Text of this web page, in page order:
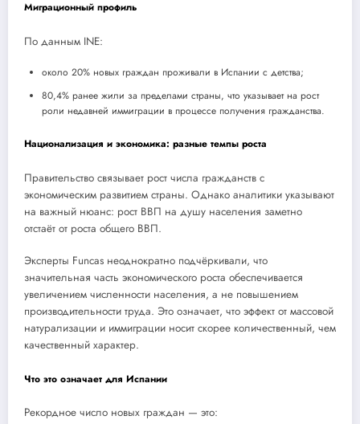
Миграционный профиль
По данным INE:
около 20% новых граждан проживали в Испании с детства;
80,4% ранее жили за пределами страны, что указывает на рост
роли недавней иммиграции в процессе получения гражданства.
Национализация и экономика: разные темпы роста
Правительство связывает рост числа гражданств с
экономическим развитием страны. Однако аналитики указывают
на важный нюанс: рост ВВП на душу населения заметно
отстаёт от роста общего ВВП.
Эксперты Funcas неоднократно подчёркивали, что
значительная часть экономического роста обеспечивается
увеличением численности населения, а не повышением
производительности труда. Это означает, что эффект от массовой
натурализации и иммиграции носит скорее количественный, чем
качественный характер.
Что это означает для Испании
Рекордное число новых граждан — это: